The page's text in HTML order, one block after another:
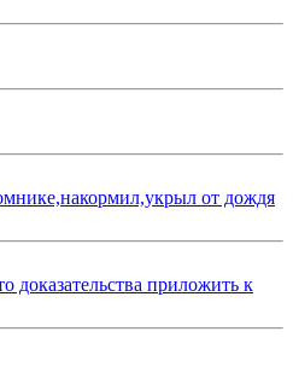
от дождя
доказательства приложить к